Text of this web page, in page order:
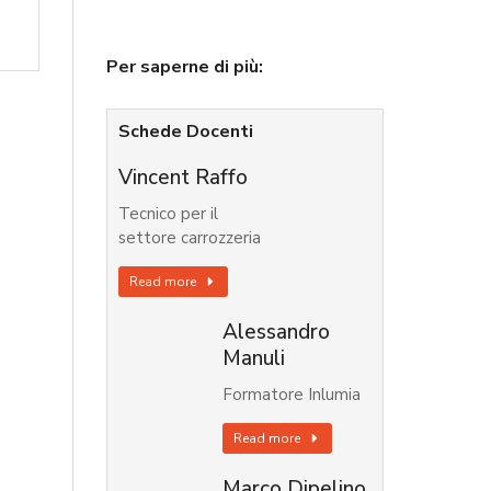
Per saperne di più:
Schede Docenti
Vincent Raffo
Tecnico per il
settore carrozzeria
Read more
Alessandro
Manuli
Formatore Inlumia
Read more